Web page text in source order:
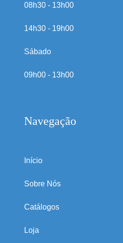
08h30 - 13h00
14h30 - 19h00
Sábado
09h00 - 13h00
Navegação
Início
Sobre Nós
Catálogos
Loja